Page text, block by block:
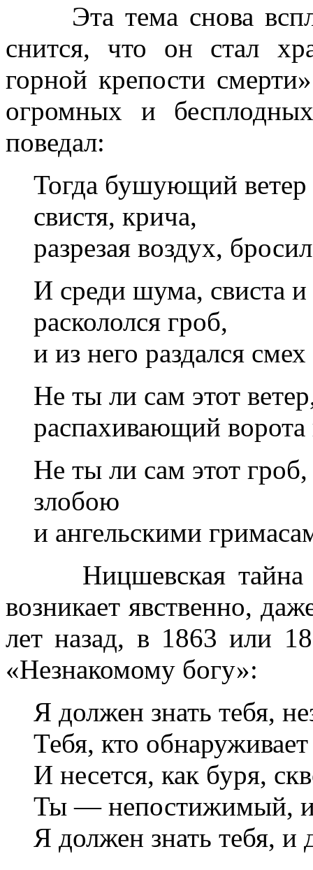
Эта тема снова
снится, что он стал
горной крепости
огромных и
поведал:
Тогда бушующий ветер
свистя, крича,
разрезая воздух,
И среди шума, свиста и
раскололся гроб,
и из него раздался
Не ты ли сам этот
распахивающий ворота
Не ты ли сам этот
злобою
и ангельскими
Ницшевская тайна
возникает явственно,
лет назад, в 1863 или
«Незнакомому богу»:
Я должен знать тебя,
Тебя, кто
И несется, как буря,
Ты — непостижимый, и
Я должен знать тебя, и